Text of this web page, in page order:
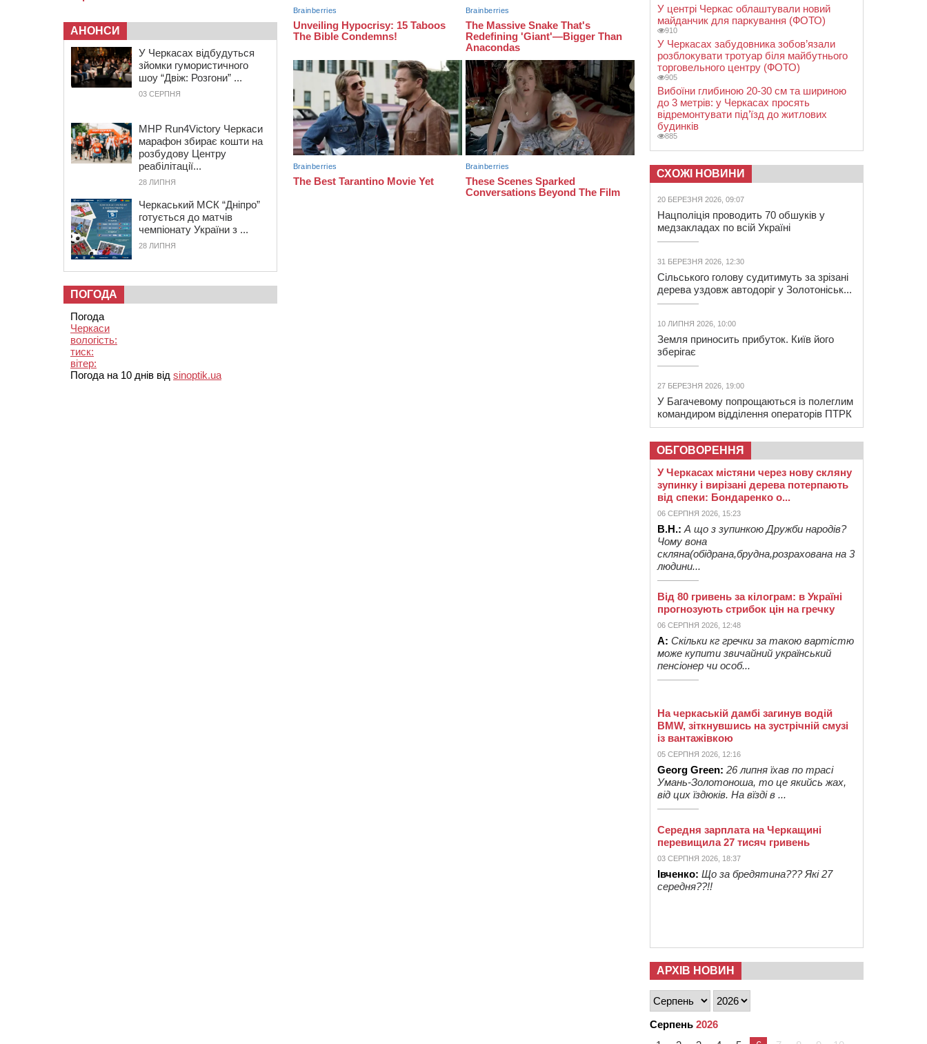
АНОНСИ
У Черкасах відбудуться
зйомки гумористичного
шоу “Двіж: Розгони” ...
03 СЕРПНЯ
MHP Run4Victory Черкаси
марафон збирає кошти на
розбудову Центру
реабілітації...
28 ЛИПНЯ
Черкаський МСК “Дніпро”
готується до матчів
чемпіонату України з ...
28 ЛИПНЯ
ПОГОДА
Погода
Черкаси
вологість:
тиск:
вітер:
Погода на 10 днів від sinoptik.ua
У центрі Черкас облаштували новий
майданчик для паркування (ФОТО)
910
У Черкасах забудовника зобов’язали
розблокувати тротуар біля майбутнього
торговельного центру (ФОТО)
905
Вибоїни глибиною 20-30 см та шириною
до 3 метрів: у Черкасах просять
відремонтувати під’їзд до житлових
будинків
885
СХОЖІ НОВИНИ
20 БЕРЕЗНЯ 2026, 09:07
Нацполіція проводить 70 обшуків у
медзакладах по всій Україні
31 БЕРЕЗНЯ 2026, 12:30
Сільського голову судитимуть за зрізані
дерева уздовж автодоріг у Золотоніськ...
10 ЛИПНЯ 2026, 10:00
Земля приносить прибуток. Київ його
зберігає
27 БЕРЕЗНЯ 2026, 19:00
У Багачевому попрощаються із полеглим
командиром відділення операторів ПТРК
ОБГОВОРЕННЯ
У Черкасах містяни через нову скляну
зупинку і вирізані дерева потерпають
від спеки: Бондаренко о...
06 СЕРПНЯ 2026, 15:23
В.Н.: А що з зупинкою Дружби народів?
Чому вона
скляна(обідрана,брудна,розрахована на 3
людини...
Від 80 гривень за кілограм: в Україні
прогнозують стрибок цін на гречку
06 СЕРПНЯ 2026, 12:48
А: Скільки кг гречки за такою вартістю
може купити звичайний український
пенсіонер чи особ...
На черкаській дамбі загинув водій
BMW, зіткнувшись на зустрічній смузі
із вантажівкою
05 СЕРПНЯ 2026, 12:16
Georg Green: 26 липня їхав по трасі
Умань-Золотоноша, то це якийсь жах,
від цих їздюків. На вїзді в ...
Середня зарплата на Черкащині
перевищила 27 тисяч гривень
03 СЕРПНЯ 2026, 18:37
Івченко: Що за бредятина??? Які 27
середня??!!
АРХІВ НОВИН
Серпень 2026